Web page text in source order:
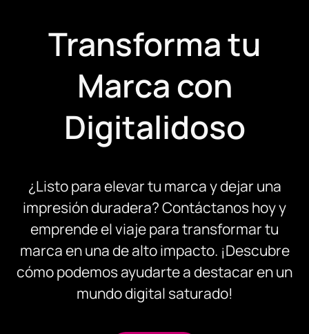
Transforma tu
Marca con
Digitalidoso
¿Listo para elevar tu marca y dejar una
impresión duradera? Contáctanos hoy y
emprende el viaje para transformar tu
marca en una de alto impacto. ¡Descubre
cómo podemos ayudarte a destacar en un
mundo digital saturado!